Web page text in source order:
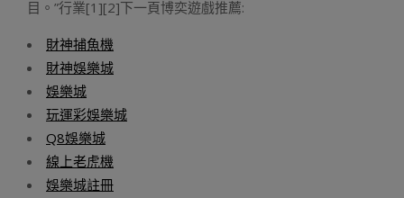
目。”行業[1][2]下一頁博奕遊戲推薦:
財神捕魚機
財神娛樂城
娛樂城
玩運彩娛樂城
Q8娛樂城
線上老虎機
娛樂城註冊